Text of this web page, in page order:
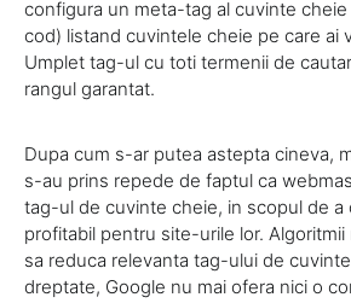
configura un meta-tag al cuvinte
cod) listand cuvintele cheie pe care ai
Umplet tag-ul cu toti termenii de
rangul garantat.
Dupa cum s-ar putea astepta cineva,
s-au prins repede de faptul ca
tag-ul de cuvinte cheie, in scopul de a
profitabil pentru site-urile lor.
sa reduca relevanta tag-ului de
dreptate, Google nu mai ofera nici o